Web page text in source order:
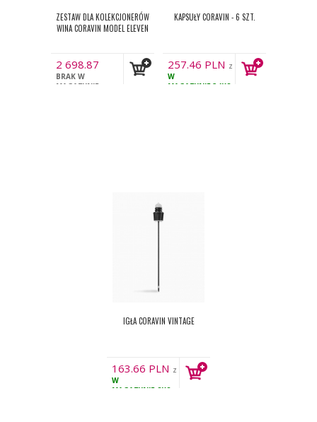
ZESTAW DLA KOLEKCJONERÓW
WINA CORAVIN MODEL ELEVEN
2 698.87
PLN z VAT
BRAK W
MAGAZYNIE
KAPSUŁY CORAVIN - 6 SZT.
257.46 PLN z
VAT
W
MAGAZYNIE 34KS
IGŁA CORAVIN VINTAGE
163.66 PLN z
VAT
W
MAGAZYNIE 8KS